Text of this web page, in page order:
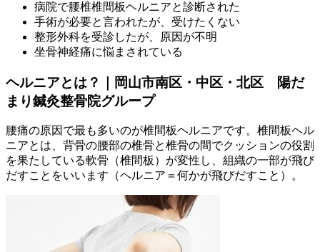
病院で腰椎椎間板ヘルニアと診断された
手術が必要と言われたが、受けたくない
整形外科を受診したが、原因が不明
坐骨神経痛に悩まされている
ヘルニアとは？｜岡山市南区・中区・北区 陽だ
まり鍼灸整骨院グループ
腰痛の原因で最も多いのが椎間板ヘルニアです。椎間板ヘル
ニアとは、背骨の腰部の椎骨と椎骨の間でクッションの役割
を果たしている軟骨（椎間板）が変性し、組織の一部が飛び
だすことをいいます（ヘルニア＝何かが飛びだすこと）。